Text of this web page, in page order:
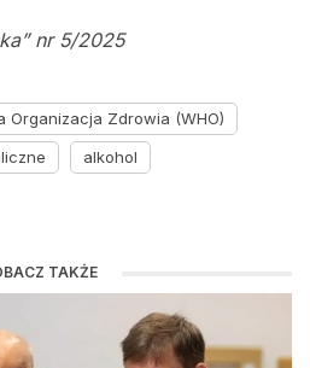
nr 5/2025
Organizacja Zdrowia (WHO)
alkohol
TAKŻE